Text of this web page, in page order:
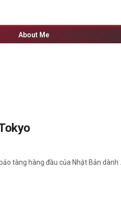
About Me
tàng hàng đầu của Nhật Bản dành ...